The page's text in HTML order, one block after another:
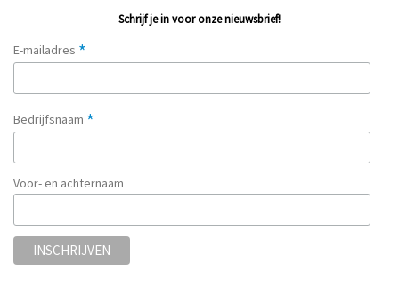
Schrijf je in voor onze nieuwsbrief!
E-mailadres *
Bedrijfsnaam *
Voor- en achternaam